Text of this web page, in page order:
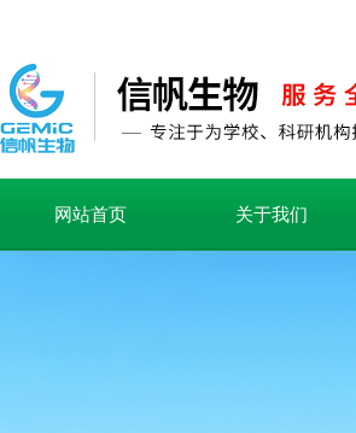
网站首页 关于我们